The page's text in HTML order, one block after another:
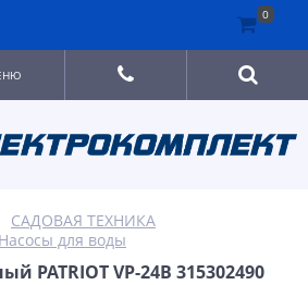
САДОВАЯ ТЕХНИКА
Насосы для воды
PATRIOT VP-24В 315302490
0